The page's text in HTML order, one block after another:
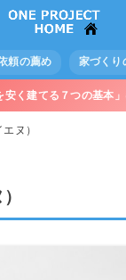
頼の薦め 家づくり
安く建てる７つの基本
ヌ）